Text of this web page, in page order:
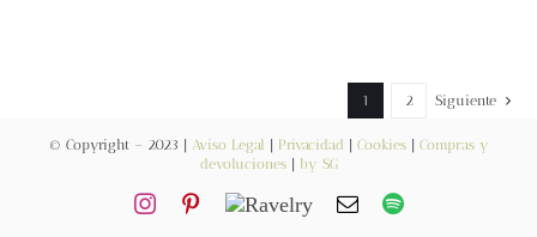
Newsletter
1 2 Siguiente
© Copyright – 2023 | Aviso Legal Privacidad Cookies| Compras y
devoluciones| by SG